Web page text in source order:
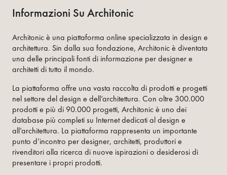
Informazioni Su Architonic
Architonic è una piattaforma online specializzata in design e
architettura. Sin dalla sua fondazione, Architonic è diventata
una delle principali fonti di informazione per designer e
architetti di tutto il mondo.
La piattaforma offre una vasta raccolta di prodotti e progetti
nel settore del design e dell’architettura. Con oltre 300.000
prodotti e più di 90.000 progetti, Architonic è uno dei
database più completi su Internet dedicati al design e
all’architettura. La piattaforma rappresenta un importante
punto d’incontro per designer, architetti, produttori e
rivenditori alla ricerca di nuove ispirazioni o desiderosi di
presentare i propri prodotti.